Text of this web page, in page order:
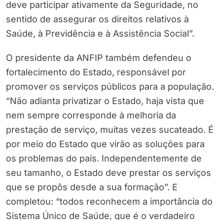
deve participar ativamente da Seguridade, no
sentido de assegurar os direitos relativos à
Saúde, à Previdência e à Assistência Social”.
O presidente da ANFIP também defendeu o
fortalecimento do Estado, responsável por
promover os serviços públicos para a população.
“Não adianta privatizar o Estado, haja vista que
nem sempre corresponde à melhoria da
prestação de serviço, muitas vezes sucateado. É
por meio do Estado que virão as soluções para
os problemas do país. Independentemente de
seu tamanho, o Estado deve prestar os serviços
que se propôs desde a sua formação”. E
completou: “todos reconhecem a importância do
Sistema Único de Saúde, que é o verdadeiro